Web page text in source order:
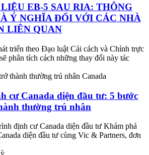
EB-5 SAU RIA: THÔNG
Ý NGHĨA ĐỐI VỚI CÁC NHÀ
LIÊN QUAN
triển theo Đạo luật Cải cách và Chính trực
phân tích cách những thay đổi này tác
cư Canada diện đầu tư: 5 bước
thường trú nhân
định cư Canada diện đầu tư Khám phá
diện đầu tư cùng Vic & Partners, đơn